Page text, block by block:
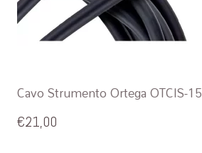
Cavo Strumento Ortega OTCIS-15
€21,00